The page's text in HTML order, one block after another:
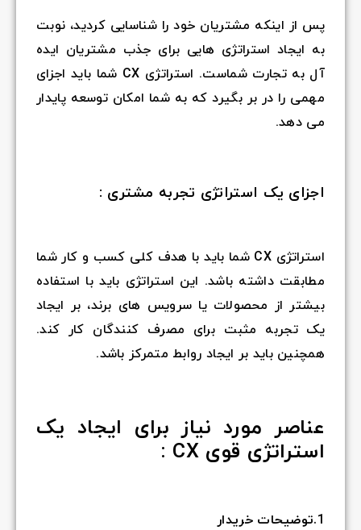
پس از اینکه مشتریان خود را شناسایی کردید، نوبت
به ایجاد استراتژی هایی برای جذب مشتریان ایده
آل به تجارت شماست. استراتژی CX شما باید اجزای
مهمی را در بر بگیرد که به شما امکان توسعه پایدار
می دهد.
اجزای یک استراتژی تجربه مشتری :
استراتژی CX شما باید با هدف کلی کسب و کار شما
مطابقت داشته باشد. این استراتژی باید با استفاده
بیشتر از محصولات یا سرویس های برند، بر ایجاد
یک تجربه مثبت برای مصرف کنندگان کار کند.
همچنین باید بر ایجاد روابط متمرکز باشد.
عناصر مورد نیاز برای ایجاد یک
استراتژی قوی CX :
1.توضیحات خریدار